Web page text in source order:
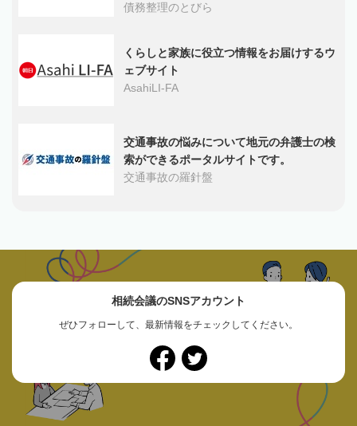
債務整理のとびら
くらしと家族に役立つ情報をお届けするウ
ェブサイト
AsahiLI-FA
交通事故の悩みについて地元の弁護士の検
索ができるポータルサイトです。
交通事故の羅針盤
相続会議のSNSアカウント
ぜひフォローして、最新情報をチェックしてください。